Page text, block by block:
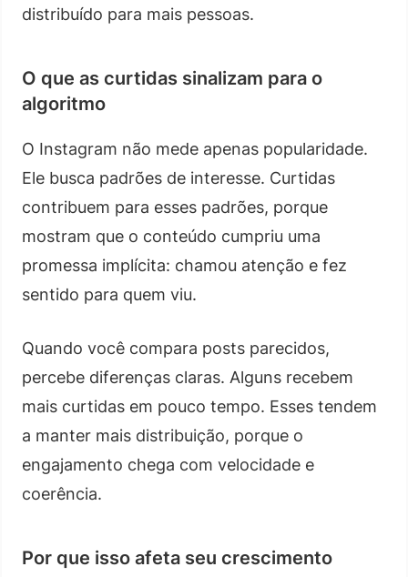
distribuído para mais pessoas.
O que as curtidas sinalizam para o
algoritmo
O Instagram não mede apenas popularidade.
Ele busca padrões de interesse. Curtidas
contribuem para esses padrões, porque
mostram que o conteúdo cumpriu uma
promessa implícita: chamou atenção e fez
sentido para quem viu.
Quando você compara posts parecidos,
percebe diferenças claras. Alguns recebem
mais curtidas em pouco tempo. Esses tendem
a manter mais distribuição, porque o
engajamento chega com velocidade e
coerência.
Por que isso afeta seu crescimento